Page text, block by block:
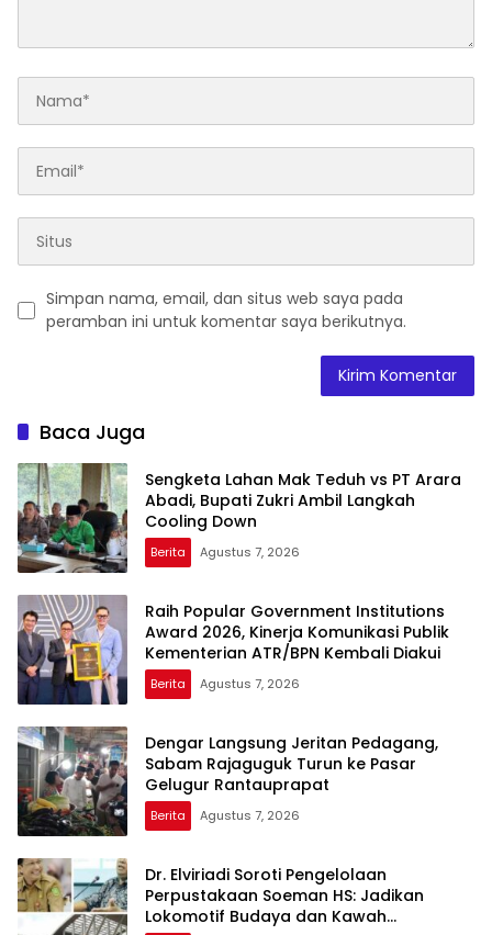
Simpan nama, email, dan situs web saya pada
peramban ini untuk komentar saya berikutnya.
Baca Juga
Sengketa Lahan Mak Teduh vs PT Arara
Abadi, Bupati Zukri Ambil Langkah
Cooling Down
Berita Agustus 7, 2026
Raih Popular Government Institutions
Award 2026, Kinerja Komunikasi Publik
Kementerian ATR/BPN Kembali Diakui
Berita Agustus 7, 2026
Dengar Langsung Jeritan Pedagang,
Sabam Rajaguguk Turun ke Pasar
Gelugur Rantauprapat
Berita Agustus 7, 2026
Dr. Elviriadi Soroti Pengelolaan
Perpustakaan Soeman HS: Jadikan
Lokomotif Budaya dan Kawah